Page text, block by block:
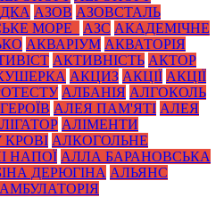
АЗОВ АЗОВСТАЛЬ
МОРЕ_ АЗС АКАДЕМІЧНЕ
АКВАРІУМ АКВАТОРІЯ
АКТИВНІСТЬ АКТОР
АКЦИЗ АКЦІЇ АКЦІЇ
АЛБАНІЯ АЛГОКОЛЬ
АЛЕЯ ПАМ'ЯТІ АЛЕЯ
АЛІМЕНТИ
АЛКОГОЛЬНЕ
НАПОЇ АЛЛА БАРАНОВСЬКА
ДЕРЮГІНА АЛЬЯНС
АМБУЛАТОРІЯ